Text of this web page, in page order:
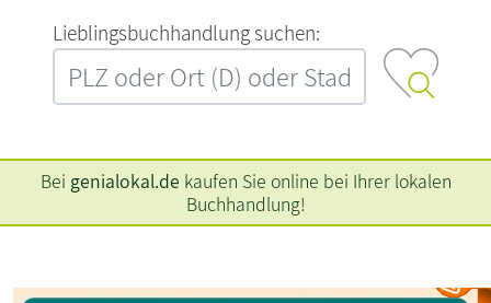
L‍i‍e‍b‍l‍i‍n‍g‍s‍b‍u‍c‍h‍h‍a‍n‍d‍l‍u‍n‍g‍ ‍s‍u‍c‍h‍e‍n‍:‍
Bei genialokal.de kaufen Sie online bei Ihrer lokalen
Buchhandlung!